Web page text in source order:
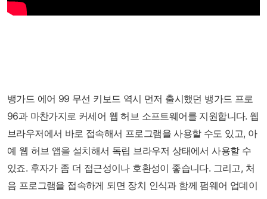
뱅가드 에어 99 무선 키보드 역시 먼저 출시했던 뱅가드 프로
96과 마찬가지로 커세어 웹 허브 소프트웨어를 지원합니다. 웹
브라우저에서 바로 접속해서 프로그램을 사용할 수도 있고, 아
예 웹 허브 앱을 설치해서 독립 브라우저 상태에서 사용할 수
있죠. 후자가 좀 더 접근성이나 호환성이 좋습니다. 그리고, 처
음 프로그램을 접속하게 되면 장치 인식과 함께 펌웨어 업데이